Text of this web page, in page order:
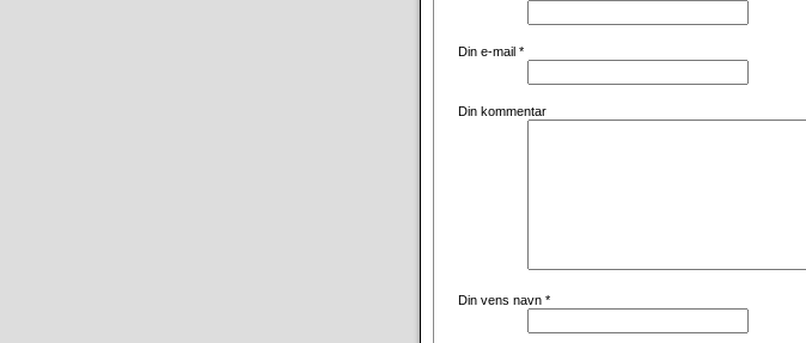
Din e-mail *
Din kommentar
Din vens navn *